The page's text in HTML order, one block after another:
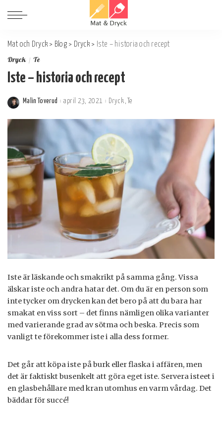
Mat och Dryck > Blog> Dryck> Iste – historia och recept
Dryck Te
Iste – historia och recept
Postat
Malin Toverud april 23, 2021 Dryck Te
Iste är läskande och smakrikt på samma gång. Vissa
älskar iste och andra hatar det. Om du är en person som
inte tycker om drycken kan det bero på att du bara har
smakat en viss sort – det finns nämligen olika varianter
med varierande grad av sötma och beska. Precis som
vanligt te förekommer iste i alla dess former.
Det går att köpa iste på burk eller flaska i affären, men
det är faktiskt busenkelt att göra eget iste. Servera isteet i
en glasbehållare med kran utomhus en varm vårdag. Det
bäddar för succé!